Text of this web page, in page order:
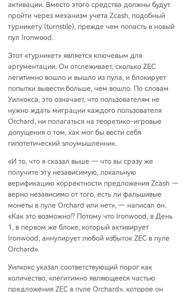
активации. Вместо этого средства должны будут
пройти через механизм учета Zcash, подобный
турникету (turnstile), прежде чем попасть в новый
пул Ironwood.
Этот «турникет» является ключевым для
аргументации. Он отслеживает, сколько ZEC
легитимно вошло и вышло из пула, и блокирует
попытки вывести больше, чем вошло. По словам
Уилкокса, это означает, что пользователям не
нужно ждать миграции каждого пользователя
Orchard, ни полагаться на теоретико-игровые
допущения о том, как мог бы вести себя
гипотетический злоумышленник.
«И то, что я сказал выше — что вы сразу же
получите эту независимую, локальную
верификацию корректности предложения Zcash —
верно независимо от того, есть ли фальшивые
монеты в пуле Orchard или нет», — написал он.
«Как это возможно!? Потому что Ironwood, в День
1, в первом же блоке, который активирует
Ironwood, аннулирует любой избыток ZEC в пуле
Orchard».
Уилкокс указал соответствующий порог как
количество, «легитимно являющееся частью
предложения ZEC в пуле Orchard», которое он